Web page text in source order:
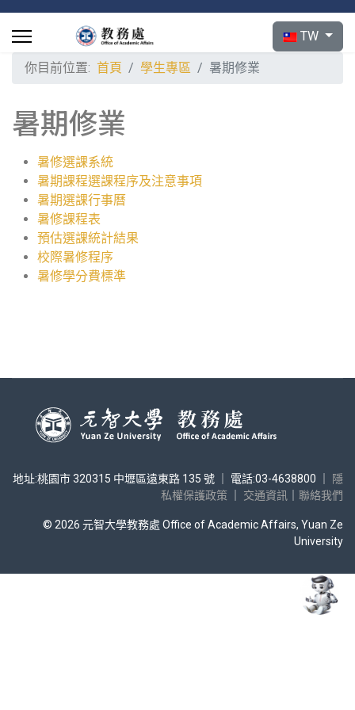
選擇你的語言
TW
你目前位置: 首頁 學生專區 暑期修業
暑期修業
暑修選課系統
暑期課程選課程序及注意事項
暑期選課行事曆
暑修課程表
預估選課統計結果
校際暑修程序
暑修學分費標準
地址:桃園市 320315 中壢區遠東路 135 號 ｜ 電話:03-4638800 ｜
隱
私權保護政策
交通資訊 聯絡我們
© 2026 元智大學教務處 Office of Academic Affairs, Yuan Ze
University